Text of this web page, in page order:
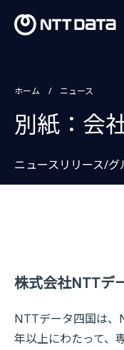
ホーム ニュース
別紙：会
ニュースリリース/グ
株式会社NTTデ
NTTデータ四国は、
年以上にわたって、